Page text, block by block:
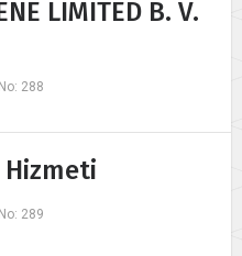
LIMITED B. V.
288
Hizmeti
289